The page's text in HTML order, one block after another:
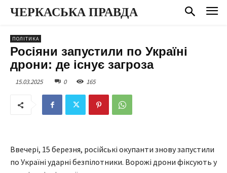
ЧЕРКАСЬКА ПРАВДА
ПОЛІТИКА
Росіяни запустили по Україні
дрони: де існує загроза
15.03.2025 0 165
Ввечері, 15 березня, російські окупанти знову запустили
по Україні ударні безпілотники. Ворожі дрони фіксують у